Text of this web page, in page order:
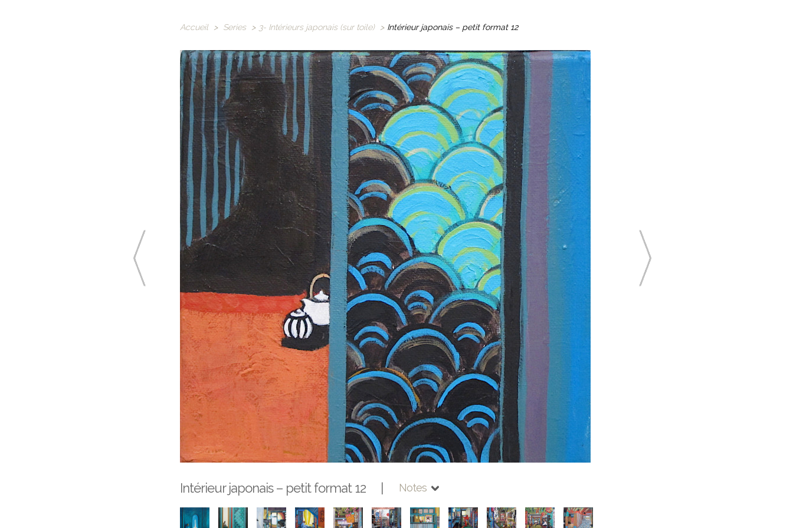
Accueil > Series > 3- Intérieurs japonais (sur toile) > Intérieur japonais – petit format 12
Intérieur japonais – petit format 12 | Notes